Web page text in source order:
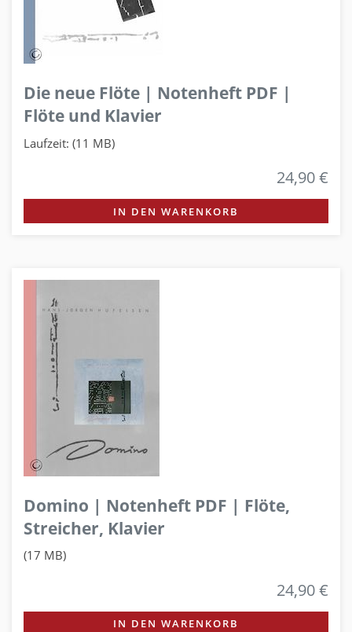
Die neue Flöte | Notenheft PDF |
Flöte und Klavier
Laufzeit: (11 MB)
24,90 €
IN DEN WARENKORB
Domino | Notenheft PDF | Flöte,
Streicher, Klavier
(17 MB)
24,90 €
IN DEN WARENKORB